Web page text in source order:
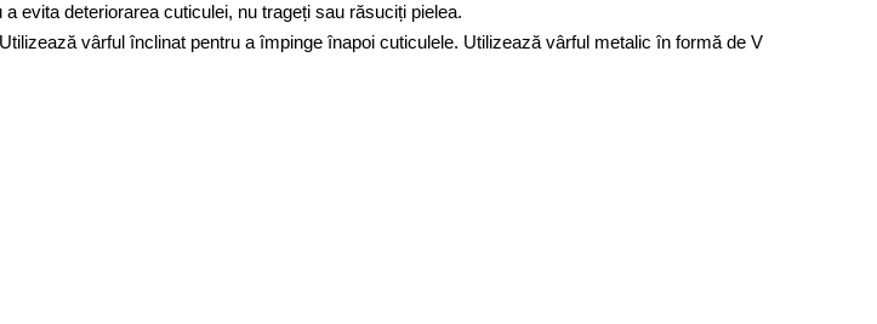
evita deteriorarea cuticulei, nu trageți sau răsuciți pielea.
vârful înclinat pentru a împinge înapoi cuticulele. Utilizează vârful metalic în formă de V